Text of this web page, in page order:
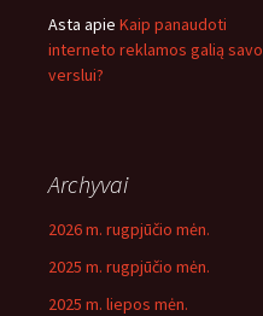
Asta apie Kaip panaudoti
interneto reklamos galią savo
verslui?
Archyvai
2026 m. rugpjūčio mėn.
2025 m. rugpjūčio mėn.
2025 m. liepos mėn.